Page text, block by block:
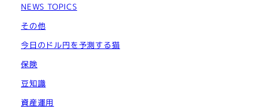
NEWS TOPICS
その他
今日のドル円を予測する猫
保険
豆知識
資産運用